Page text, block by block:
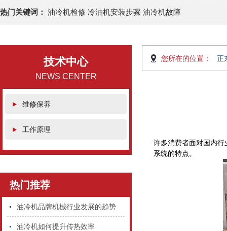
热门关键词： 油冷机检修 冷油机安装步骤 油冷机故障
技术中心
NEWS CENTER
维修保养
工作原理
热门推荐
油冷机品牌机械行业发展的趋势
油冷机如何提升传热效率
您所在的位置： 正
许多消费者面对国内
系统的特点。